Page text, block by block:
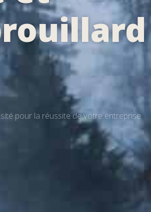
pour la réussite de votre entreprise